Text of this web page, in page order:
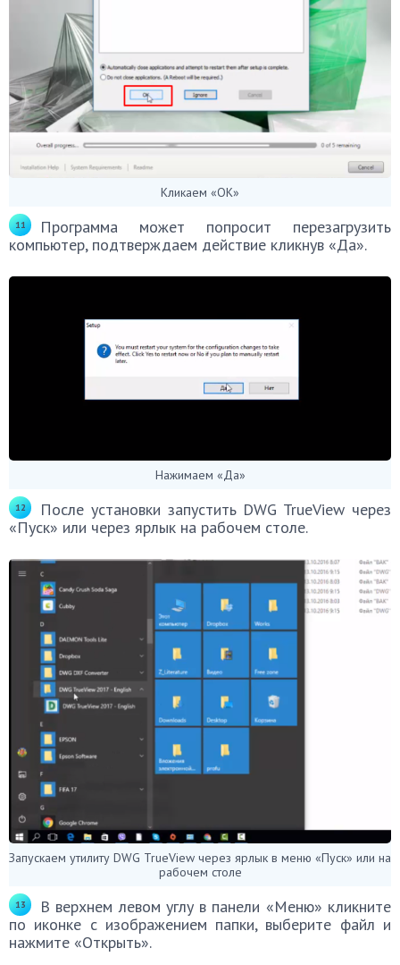
Кликаем «ОК»
Программа может попросит перезагрузить
компьютер, подтверждаем действие кликнув «Да».
Нажимаем «Да»
После установки запустить DWG TrueView через
«Пуск» или через ярлык на рабочем столе.
Запускаем утилиту DWG TrueView через ярлык в меню «Пуск» или на
рабочем столе
В верхнем левом углу в панели «Меню» кликните
по иконке с изображением папки, выберите файл и
нажмите «Открыть».